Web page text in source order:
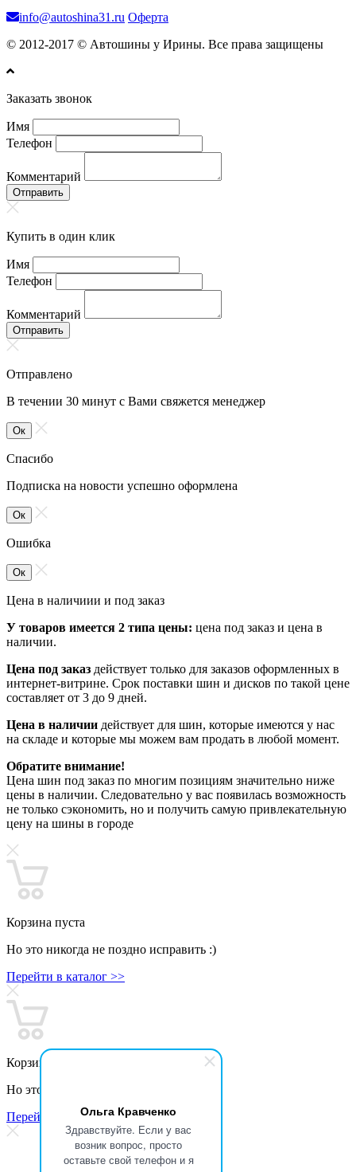
Ольга Кравченко
Здравствуйте. Если у вас
возник вопрос, просто
оставьте свой телефон и я
info@autoshina31.ru Оферта
© 2012-2017 © Автошины у Ирины. Все права защищены
Заказать звонок
Имя
Телефон
Комментарий
Отправить
Купить в один клик
Имя
Телефон
Комментарий
Отправить
Отправлено
В течении 30 минут с Вами свяжется менеджер
Ок
Спасибо
Подписка на новости успешно оформлена
Ок
Ошибка
Ок
Цена в наличиии и под заказ
У товаров имеется 2 типа цены: цена под заказ и цена в
наличии.
Цена под заказ действует только для заказов оформленных в
интернет-витрине. Срок поставки шин и дисков по такой цене
составляет от 3 до 9 дней.
Цена в наличии действует для шин, которые имеются у нас
на складе и которые мы можем вам продать в любой момент.
Обратите внимание!
Цена шин под заказ по многим позициям значительно ниже
цены в наличии. Следовательно у вас появилась возможность
не только сэкономить, но и получить самую привлекательную
цену на шины в городе
Корзина пуста
Но это никогда не поздно исправить :)
Перейти в каталог >>
Корзина пуста
Но это никогда не поздно исправить :)
Перейти в каталог >>